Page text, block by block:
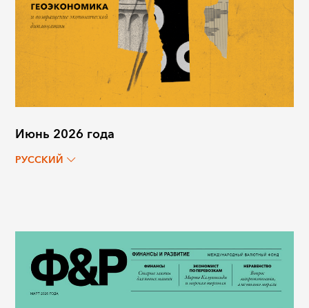
Июнь 2026 года
РУССКИЙ